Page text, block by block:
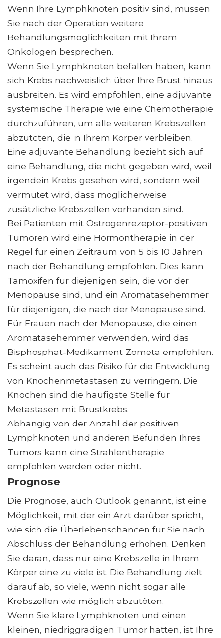
Wenn Ihre Lymphknoten positiv sind, müssen
Sie nach der Operation weitere
Behandlungsmöglichkeiten mit Ihrem
Onkologen besprechen.
Wenn Sie Lymphknoten befallen haben, kann
sich Krebs nachweislich über Ihre Brust hinaus
ausbreiten. Es wird empfohlen, eine adjuvante
systemische Therapie wie eine Chemotherapie
durchzuführen, um alle weiteren Krebszellen
abzutöten, die in Ihrem Körper verbleiben.
Eine adjuvante Behandlung bezieht sich auf
eine Behandlung, die nicht gegeben wird, weil
irgendein Krebs gesehen wird, sondern weil
vermutet wird, dass möglicherweise
zusätzliche Krebszellen vorhanden sind.
Bei Patienten mit Östrogenrezeptor-positiven
Tumoren wird eine Hormontherapie in der
Regel für einen Zeitraum von 5 bis 10 Jahren
nach der Behandlung empfohlen. Dies kann
Tamoxifen für diejenigen sein, die vor der
Menopause sind, und ein Aromatasehemmer
für diejenigen, die nach der Menopause sind.
Für Frauen nach der Menopause, die einen
Aromatasehemmer verwenden, wird das
Bisphosphat-Medikament Zometa empfohlen.
Es scheint auch das Risiko für die Entwicklung
von Knochenmetastasen zu verringern. Die
Knochen sind die häufigste Stelle für
Metastasen mit Brustkrebs.
Abhängig von der Anzahl der positiven
Lymphknoten und anderen Befunden Ihres
Tumors kann eine Strahlentherapie
empfohlen werden oder nicht.
Prognose
Die Prognose, auch Outlook genannt, ist eine
Möglichkeit, mit der ein Arzt darüber spricht,
wie sich die Überlebenschancen für Sie nach
Abschluss der Behandlung erhöhen. Denken
Sie daran, dass nur eine Krebszelle in Ihrem
Körper eine zu viele ist. Die Behandlung zielt
darauf ab, so viele, wenn nicht sogar alle
Krebszellen wie möglich abzutöten.
Wenn Sie klare Lymphknoten und einen
kleinen, niedriggradigen Tumor hatten, ist Ihre